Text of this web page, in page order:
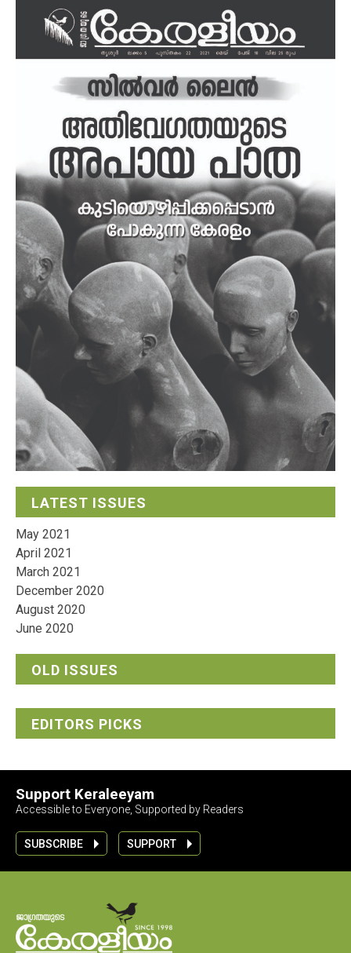
LATEST ISSUES
May 2021
April 2021
March 2021
December 2020
August 2020
June 2020
OLD ISSUES
EDITORS PICKS
Support Keraleeyam
Accessible to Everyone, Supported by Readers
SUBSCRIBE SUPPORT